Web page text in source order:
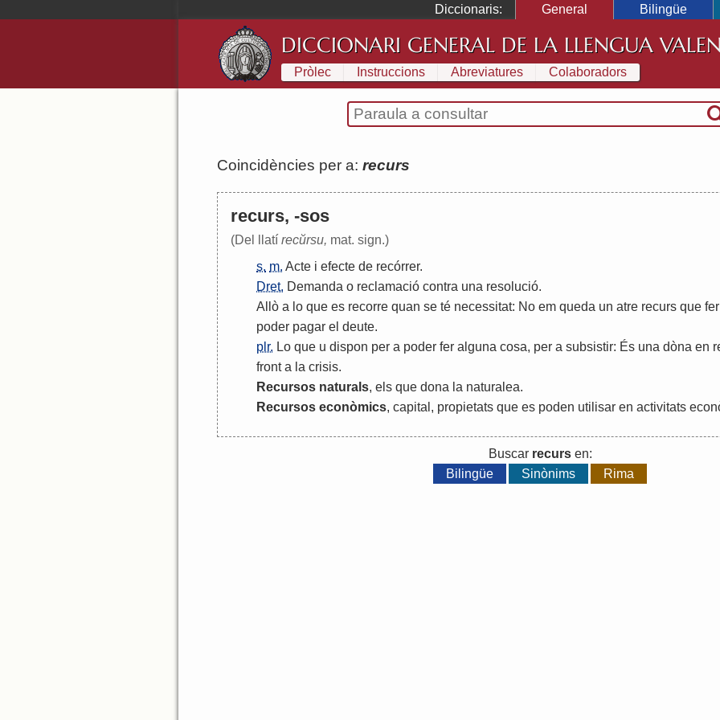
Diccionaris: General Bilingüe
DICCIONARI GENERAL DE LA LLENGUA
Pròlec Instruccions Abreviatures Colaboradors
Coincidències per a: recurs
recurs, -sos
(Del llatí recŭrsu, mat. sign.)
s. m. Acte i efecte de recórrer.
Dret. Demanda o reclamació contra una resolució.
Allò a lo que es recorre quan se té necessitat: No em queda un atre recurs que fer
poder pagar el deute.
plr. Lo que u dispon per a poder fer alguna cosa, per a subsistir: És una dòna en
front a la crisis.
Recursos naturals, els que dona la naturalea.
Recursos econòmics, capital , propietats que es poden utilisar en activitats
Buscar recursen:
Bilingüe
Sinònims Rima